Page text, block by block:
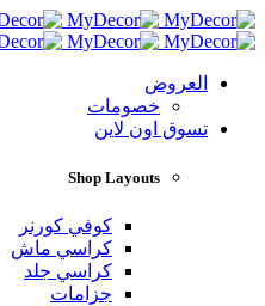
العروض
خصومات
تسوق اون لاين
Shop Layouts
كوفي كورنر
كراسي ماش
كراسي جلد
جزامات